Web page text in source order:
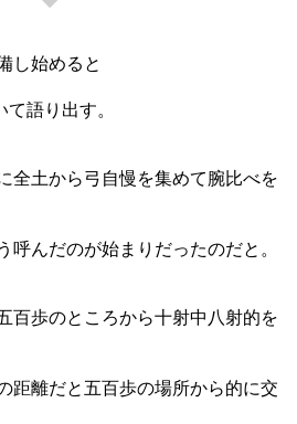
し始めると
語り出す。
全土から弓自慢を集めて腕比べを
呼んだのが始まりだったのだと。
百歩のところから十射中八射的を
距離だと五百歩の場所から的に交